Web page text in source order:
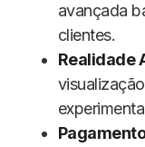
avançada
clientes.
Realidade